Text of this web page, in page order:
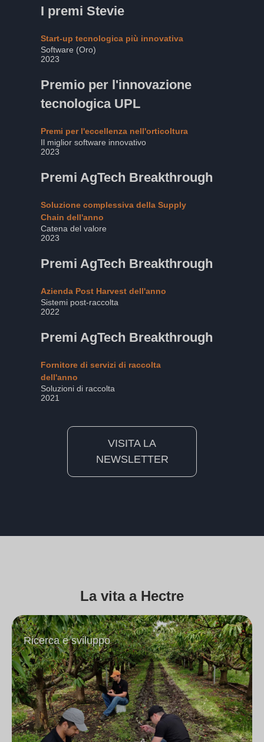
I premi Stevie
Start-up tecnologica più innovativa
Software (Oro)
2023
Premio per l'innovazione
tecnologica UPL
Premi per l'eccellenza nell'orticoltura
Il miglior software innovativo
2023
Premi AgTech Breakthrough
Soluzione complessiva della Supply
Chain dell'anno
Catena del valore
2023
Premi AgTech Breakthrough
Azienda Post Harvest dell'anno
Sistemi post-raccolta
2022
Premi AgTech Breakthrough
Fornitore di servizi di raccolta
dell'anno
Soluzioni di raccolta
2021
VISITA LA
NEWSLETTER
La vita a Hectre
Ricerca e sviluppo